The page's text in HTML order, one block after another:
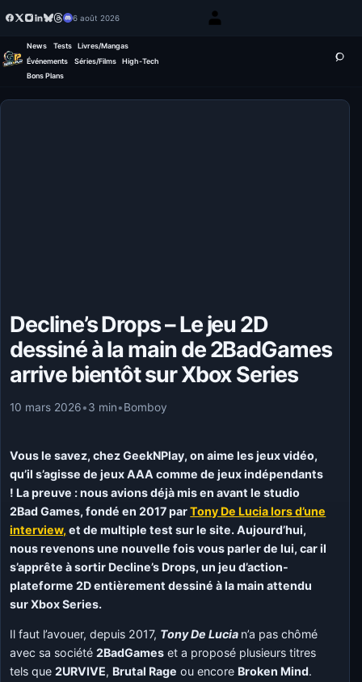
6 août 2026
News Tests
Livres/Mangas
Événements
Séries/Films
High-Tech
Bons Plans
Decline’s Drops – Le jeu 2D
dessiné à la main de 2BadGames
arrive bientôt sur Xbox Series
10 mars 2026•3 min•Bomboy
Vous le savez, chez GeekNPlay, on aime les jeux vidéo,
qu’il s’agisse de jeux AAA comme de jeux indépendants
! La preuve : nous avions déjà mis en avant le studio
2Bad Games, fondé en 2017 parTony De Lucia lors d’une
interview, et de multiple test sur le site. Aujourd’hui,
nous revenons une nouvelle fois vous parler de lui, car il
s’apprête à sortir Decline’s Drops, un jeu d’action-
plateforme 2D entièrement dessiné à la main attendu
sur Xbox Series.
Il faut l’avouer, depuis 2017, Tony De Lucia n’a pas chômé
avec sa société2BadGames et a proposé plusieurs titres
tels que2URVIVE, Brutal Rage ou encore Broken Mind.